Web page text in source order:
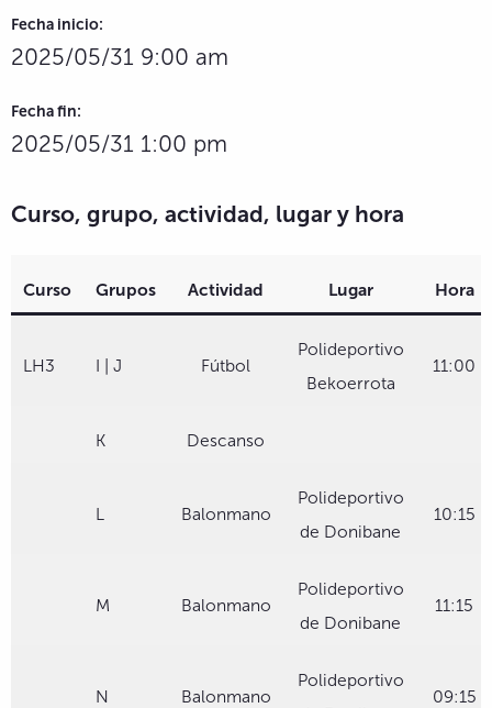
Fecha inicio:
2025/05/31 9:00 am
Fecha fin:
2025/05/31 1:00 pm
Curso, grupo, actividad, lugar y hora
Curso Grupos Actividad Lugar Hora
LH3 I | J Fútbol
Polideportivo
Bekoerrota
11:00
K Descanso
L Balonmano
Polideportivo
de Donibane
10:15
M Balonmano
Polideportivo
de Donibane
11:15
N Balonmano
Polideportivo
09:15